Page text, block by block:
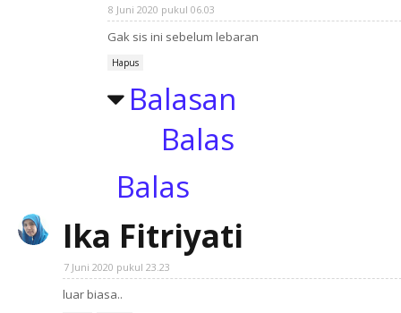
8 Juni 2020 pukul 06.03
Gak sis ini sebelum lebaran
Hapus
Balasan
Balas
Balas
Ika Fitriyati
7 Juni 2020 pukul 23.23
luar biasa..